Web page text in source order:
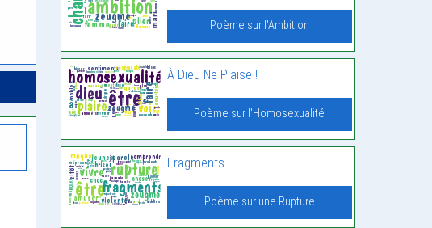
Poème sur l'Ambition
À Dieu Ne Plaise !
Poème sur l'Homosexualité
Fragments
Poème sur une Rupture